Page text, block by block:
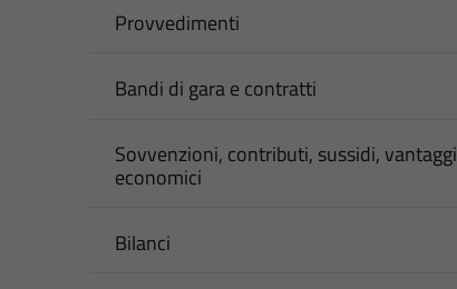
Provvedimenti
Bandi di gara e contratti
Sovvenzioni, contributi, sussidi, vantaggi
economici
Bilanci